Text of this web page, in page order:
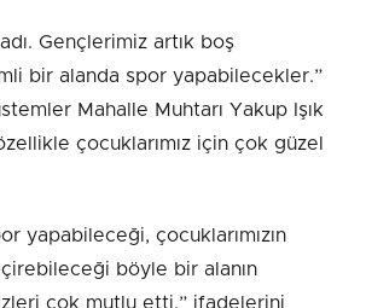
Gençlerimiz artık boş
bir alanda spor yapabilecekler.”
Mahalle Muhtarı Yakup Işık
çocuklarımız için çok güzel
yapabileceği, çocuklarımızın
böyle bir alanın
çok mutlu etti.” ifadelerini